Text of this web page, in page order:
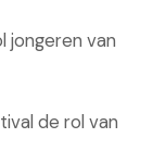
jongeren van
de rol van